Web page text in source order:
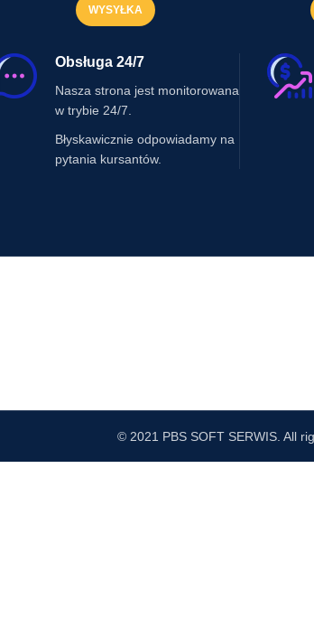
WYSYŁKA
Obsługa 24/7
Nasza strona jest monitorowana
w trybie 24/7.
Błyskawicznie odpowiadamy na
pytania kursantów.
© 2021 PBS SOFT SERWIS. All